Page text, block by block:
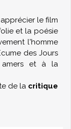
le film
et la poésie
l'homme
des Jours
amers et à la
de la critique